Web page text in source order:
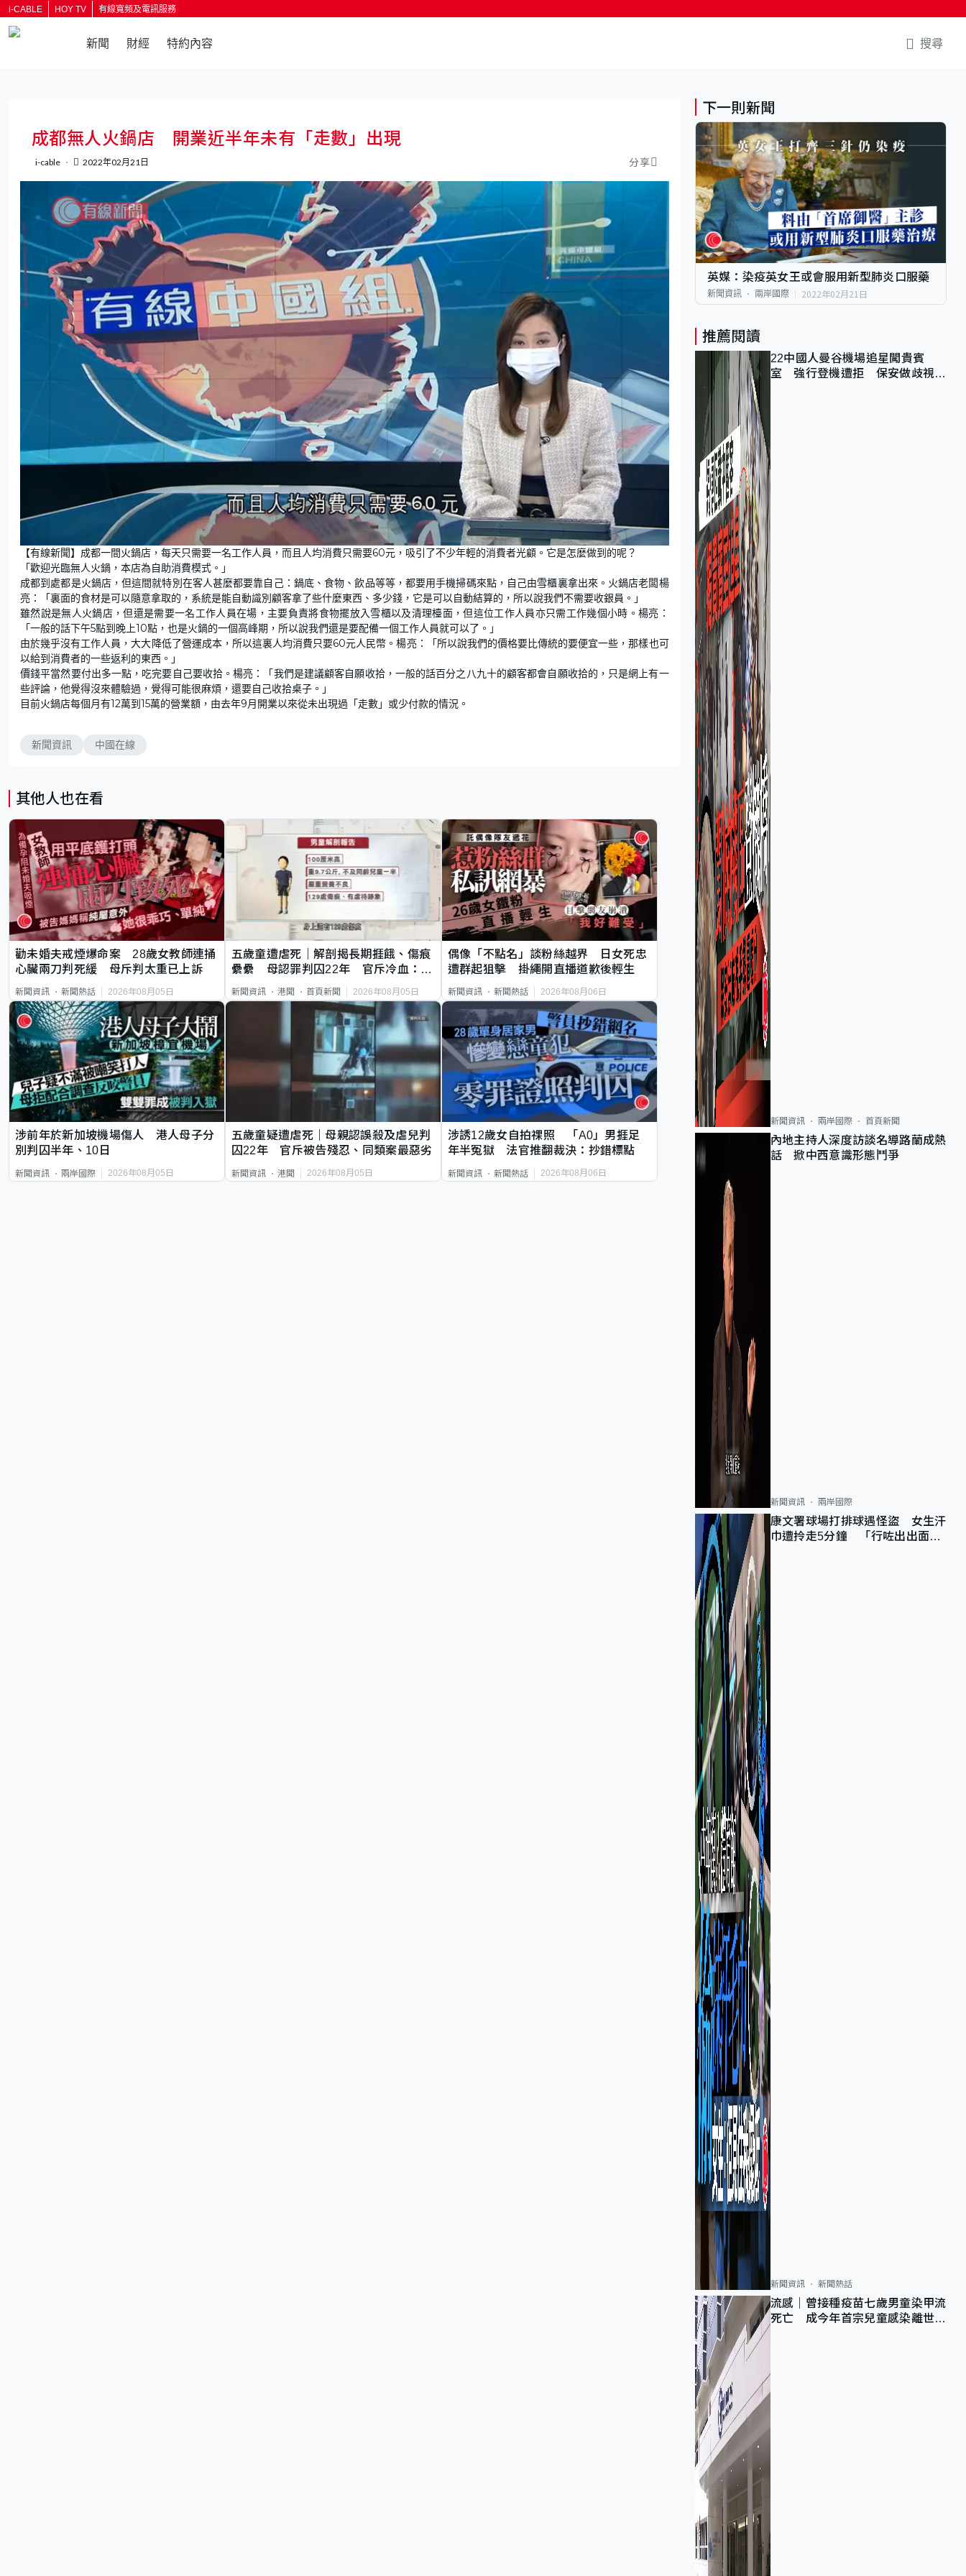
i-CABLE HOY TV 有線寬頻及電訊服務
新聞 財經 特約內容 搜尋
成都無人火鍋店 開業近半年未有「走數」出現
i-cable 2022年02月21日 分享
n
m
u
t
e
L
o
a
d
e
d
:
4
7
.
0
9
%
【有線新聞】成都一間火鍋店，每天只需要一名工作人員，而且人均消費只需要60元，吸引了不少年輕的消費者光顧。它是怎麼做到的呢？
「歡迎光臨無人火鍋，本店為自助消費模式。」
成都到處都是火鍋店，但這間就特別在客人甚麼都要靠自己：鍋底、食物、飲品等等，都要用手機掃碼來點，自己由雪櫃裏拿出來。火鍋店老闆楊
亮：「裏面的食材是可以隨意拿取的，系統是能自動識別顧客拿了些什麼東西、多少錢，它是可以自動結算的，所以說我們不需要收銀員。」
雖然說是無人火鍋店，但還是需要一名工作人員在場，主要負責將食物擺放入雪櫃以及清理檯面，但這位工作人員亦只需工作幾個小時。楊亮：
「一般的話下午5點到晚上10點，也是火鍋的一個高峰期，所以說我們還是要配備一個工作人員就可以了。」
由於幾乎沒有工作人員，大大降低了營運成本，所以這裏人均消費只要60元人民幣。楊亮：「所以說我們的價格要比傳統的要便宜一些，那樣也可
以給到消費者的一些返利的東西。」
價錢平當然要付出多一點，吃完要自己要收拾。楊亮：「我們是建議顧客自願收拾，一般的話百分之八九十的顧客都會自願收拾的，只是網上有一
些評論，他覺得沒來體驗過，覺得可能很麻煩，還要自己收拾桌子。」
目前火鍋店每個月有12萬到15萬的營業額，由去年9月開業以來從未出現過「走數」或少付款的情況。
新聞資訊 中國在線
其他人也在看
勸未婚夫戒煙爆命案 28歲女教師連捅
心臟兩刀判死緩 母斥判太重已上訴
新聞資訊 新聞熱話 2026年08月05日
五歲童遭虐死｜解剖揭長期捱餓、傷痕
纍纍 母認罪判囚22年 官斥冷血：同
類案最惡劣
新聞資訊 港聞 首頁新聞 2026年08月05日
偶像「不點名」談粉絲越界 日女死忠
遭群起狙擊 掛繩開直播道歉後輕生
新聞資訊 新聞熱話 2026年08月06日
涉前年於新加坡機場傷人 港人母子分
別判囚半年、10日
新聞資訊 兩岸國際 2026年08月05日
五歲童疑遭虐死｜母親認誤殺及虐兒判
囚22年 官斥被告殘忍、同類案最惡劣
新聞資訊 港聞 2026年08月05日
涉誘12歲女自拍祼照 「A0」男捱足
年半冤獄 法官推翻裁決：抄錯標點
新聞資訊 新聞熱話 2026年08月06日
下一則新聞
英媒：染疫英女王或會服用新型肺炎口服藥
新聞資訊 兩岸國際 2022年02月21日
推薦閱讀
22中國人曼谷機場追星闖貴賓
室 強行登機遭拒 保安做歧視手
新聞資訊 兩岸國際 首頁新聞
內地主持人深度訪談名導路蘭成熱
話 掀中西意識形態鬥爭
新聞資訊 兩岸國際
康文署球場打排球遇怪盜 女生汗
巾遭拎走5分鐘 「行咗出出面唔
新聞資訊 新聞熱話
流感｜曾接種疫苗七歲男童染甲流
死亡 成今年首宗兒童感染離世個